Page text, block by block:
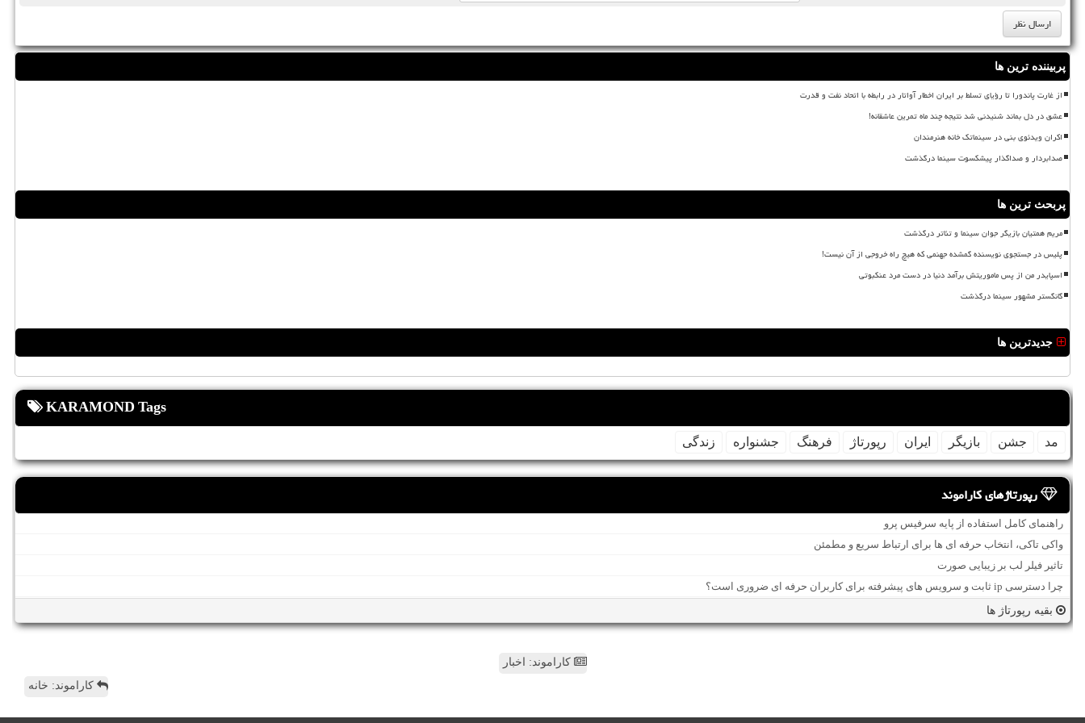
پربیننده ترین ها
از غارت پاندورا تا رؤیای تسلط بر ایران اخطار آواتار در رابطه با اتحاد نفت و قدرت
عشق در دل بماند شنیدنی شد نتیجه چند ماه تمرین عاشقانه!
اکران ویدئوی بنی در سینماتک خانه هنرمندان
صدابردار و صداگذار پیشکسوت سینما درگذشت
پربحث ترین ها
مریم همتیان بازیگر جوان سینما و تئاتر درگذشت
پلیس در جستجوی نویسنده گمشده جهنمی که هیچ راه خروجی از آن نیست!
اسپایدر من از پس ماموریتش برآمد دنیا در دست مرد عنکبوتی
گانگستر مشهور سینما درگذشت
جدیدترین ها
KARAMOND Tags
مد جشن بازیگر ایران رپورتاژ فرهنگ جشنواره زندگی
رپورتاژهای کاراموند
راهنمای کامل استفاده از پایه سرفیس پرو
واکی تاکی، انتخاب حرفه ای ها برای ارتباط سریع و مطمئن
تاثیر فیلر لب بر زیبایی صورت
چرا دسترسی ip ثابت و سرویس های پیشرفته برای کاربران حرفه ای ضروری است؟
بقیه رپورتاژ ها
کاراموند: اخبار
کاراموند: خانه